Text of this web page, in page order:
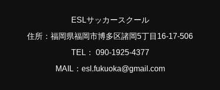
ESLサッカースクール
住所：福岡県福岡市博多区諸岡5丁目16-17-506
TEL： 090-1925-4377
MAIL：esl.fukuoka@gmail.com